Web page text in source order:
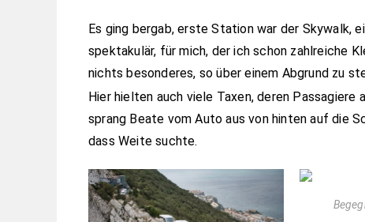
Es ging bergab, erste Station war der Skywalk,
spektakulär, für mich, der ich schon zahlreiche
nichts besonderes, so über einem Abgrund zu
Hier hielten auch viele Taxen, deren
sprang Beate vom Auto aus von hinten auf die
dass Weite suchte.